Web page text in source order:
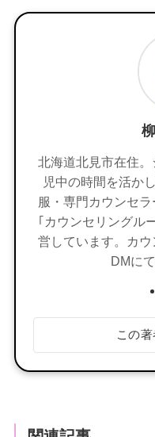
北海道北見市在住
児中の時間を活か
服・専門カウンセ
｢カウンセリングル
営しています。カ
DMに
この